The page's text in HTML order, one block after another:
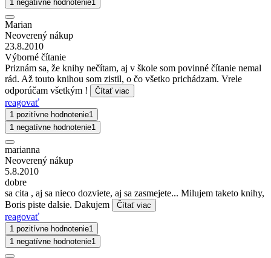
1 negatívne hodnotenie1
Marian
Neoverený nákup
23.8.2010
Výborné čítanie
Priznám sa, že knihy nečítam, aj v škole som povinné čítanie nemal
rád. Až touto knihou som zistil, o čo všetko prichádzam. Vrele
odporúčam všetkým !
Čítať viac
reagovať
1 pozitívne hodnotenie1
1 negatívne hodnotenie1
marianna
Neoverený nákup
5.8.2010
dobre
sa cita , aj sa nieco dozviete, aj sa zasmejete... Milujem taketo knihy,
Boris piste dalsie. Dakujem
Čítať viac
reagovať
1 pozitívne hodnotenie1
1 negatívne hodnotenie1